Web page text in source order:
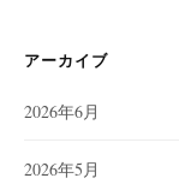
アーカイブ
2026年6月
2026年5月